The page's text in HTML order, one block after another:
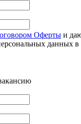
Оферты и
данных в